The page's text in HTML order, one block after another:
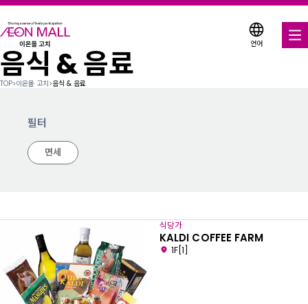
언어
음식 & 음료
다양한 매장에서 이용 가능한 쿠폰
서비스 안내
이온몰 검색
음식 & 음료
TOP>이온몰 고치>음식 & 음료
필터
면세
식당가
KALDI COFFEE FARM
1F[1]